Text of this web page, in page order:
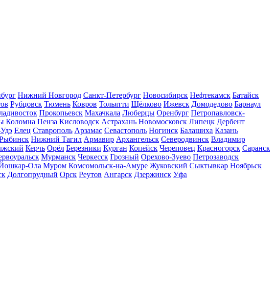
Нижний Новгород Санкт-Петербург Новосибирск Нефтекамск Батайск
Рубцовск Тюмень Ковров Тольятти Щёлково Ижевск Домодедово Барнаул
Прокопьевск Махачкала Люберцы Оренбург Петропавловск-
Коломна Пенза Кисловодск Астрахань Новомосковск Липецк Дербент
Елец Ставрополь Арзамас Севастополь Ногинск Балашиха Казань
Нижний Тагил Армавир Архангельск Северодвинск Владимир
Керчь Орёл Березники Курган Копейск Череповец Красногорск Саранск
Мурманск Черкесск Грозный Орехово-Зуево Петрозаводск
Ола Муром Комсомольск-на-Амуре Жуковский Сыктывкар Ноябрьск
Долгопрудный Орск Реутов Ангарск Дзержинск Уфа